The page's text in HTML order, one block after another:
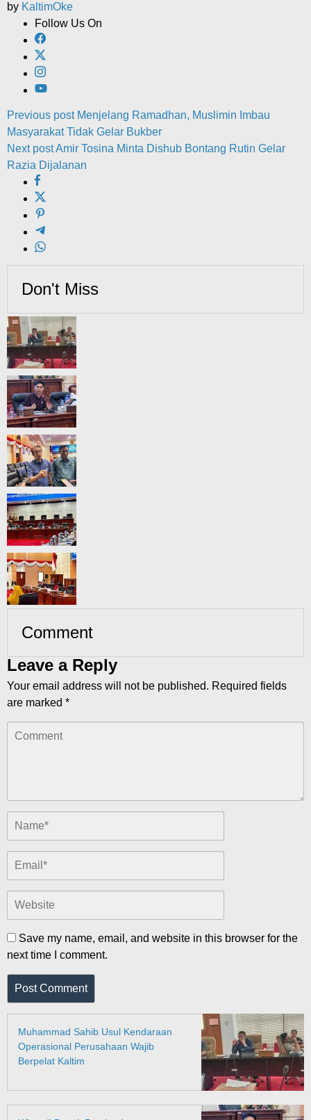
by KaltimOke
Follow Us On
Post
navigation
Previous postMenjelang Ramadhan, Muslimin Imbau
Masyarakat Tidak Gelar Bukber
Next postAmir Tosina Minta Dishub Bontang Rutin Gelar
Razia Dijalanan
Don't Miss
Comment
Leave a Reply
Your email address will not be published. Required fields
are marked *
Save my name, email, and website in this browser for the
next time I comment.
Muhammad Sahib Usul Kendaraan
Operasional Perusahaan Wajib
Berpelat Kaltim